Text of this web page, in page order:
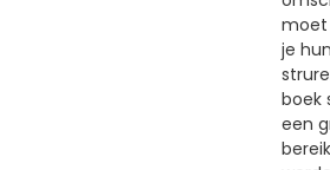
moet
je
boek
een